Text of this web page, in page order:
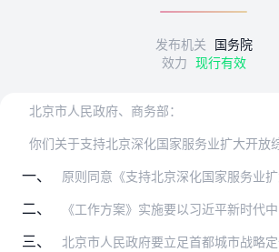
发布机关 国务院
效力 现行有效
北京市人民政府、商务部：
一、
原则同意《支持北京深化国家服务业扩大开放综合示范区建设工作方案》（以下简
二、 《工作方案》实施要以习近平新时代中国特色社会主义思想为指导，全面贯彻落实党的二十大精神，按照党中央、国务院决策
三、 北京市人民政府要立足首都城市战略定位，服务国家重大战略，加强对《工作方案》实施的组织领导，在风险可控的前提下，精